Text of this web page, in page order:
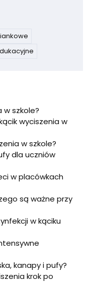
w szkole?
wyciszenia w
w szkole?
dla uczniów
w placówkach
są ważne przy
w kąciku
kanapy i pufy?
krok po